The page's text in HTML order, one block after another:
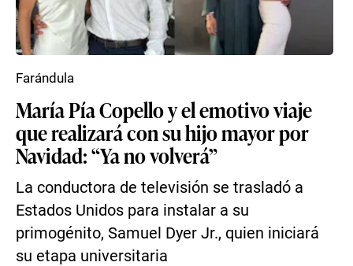
María Pía Copello y el emotivo viaje
que realizará con su hijo mayor por
Navidad: “Ya no volverá”
La conductora de televisión se trasladó a
Estados Unidos para instalar a su
primogénito, Samuel Dyer Jr., quien iniciará
su etapa universitaria
Farándula